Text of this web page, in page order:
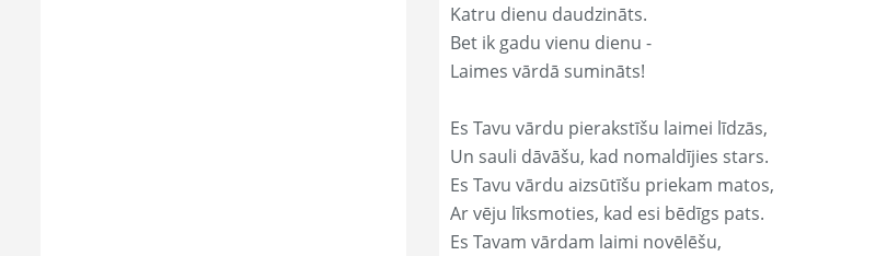
Katru dienu daudzināts.
Bet ik gadu vienu dienu -
Laimes vārdā sumināts!
Es Tavu vārdu pierakstīšu laimei līdzās,
Un sauli dāvāšu, kad nomaldījies stars.
Es Tavu vārdu aizsūtīšu priekam matos,
Ar vēju līksmoties, kad esi bēdīgs pats.
Es Tavam vārdam laimi novēlēšu,